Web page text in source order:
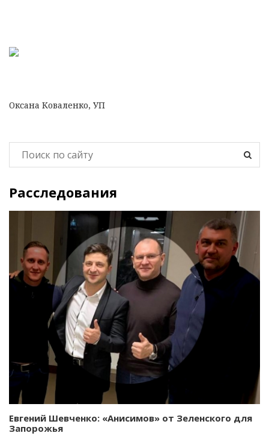
Оксана Коваленко, УП
Расследования
Евгений Шевченко: «Анисимов» от Зеленского для
Запорожья